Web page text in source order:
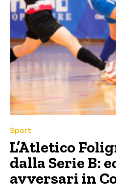
Sport
L’Atletico
dalla Serie B:
avversari in